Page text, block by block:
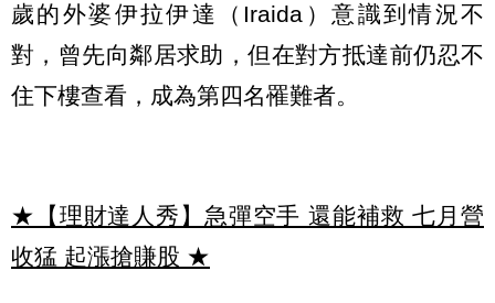
歲的外婆伊拉伊達（Iraida）意識到情況不
對，曾先向鄰居求助，但在對方抵達前仍忍不
住下樓查看，成為第四名罹難者。
★【理財達人秀】急彈空手 還能補救 七月營
收猛 起漲搶賺股 ★